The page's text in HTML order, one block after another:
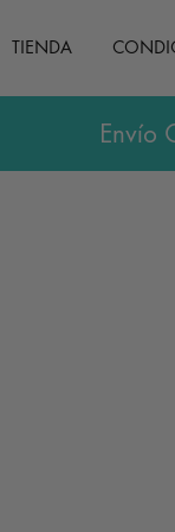
TIENDA
Envío